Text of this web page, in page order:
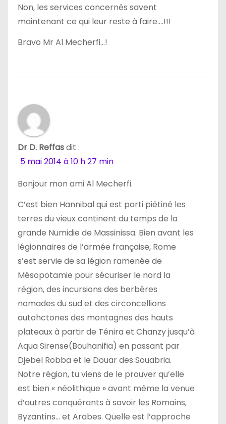
Non, les services concernés savent
maintenant ce qui leur reste à faire….!!!
Bravo Mr Al Mecherfi…!
Dr D. Reffasdit :
5 mai 2014 à 10 h 27 min
Bonjour mon ami Al Mecherfi.
C’est bien Hannibal qui est parti piétiné les
terres du vieux continent du temps de la
grande Numidie de Massinissa. Bien avant les
légionnaires de l’armée française, Rome
s’est servie de sa légion ramenée de
Mésopotamie pour sécuriser le nord la
région, des incursions des berbères
nomades du sud et des circoncellions
autohctones des montagnes des hauts
plateaux à partir de Ténira et Chanzy jusqu’à
Aqua Sirense(Bouhanifia) en passant par
Djebel Robba et le Douar des Souabria.
Notre région, tu viens de le prouver qu’elle
est bien « néolithique » avant même la venue
d’autres conquérants à savoir les Romains,
Byzantins… et Arabes. Quelle est l’approche